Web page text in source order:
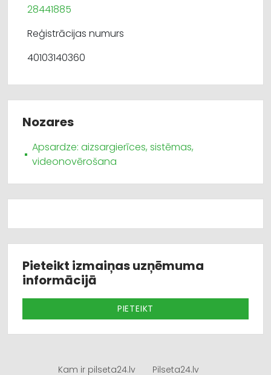
28441885
Reģistrācijas numurs
40103140360
Nozares
Apsardze: aizsargierīces, sistēmas,
videonovērošana
Pieteikt izmaiņas uzņēmuma
informācijā
PIETEIKT
Kam ir pilseta24.lv Pilseta24.lv